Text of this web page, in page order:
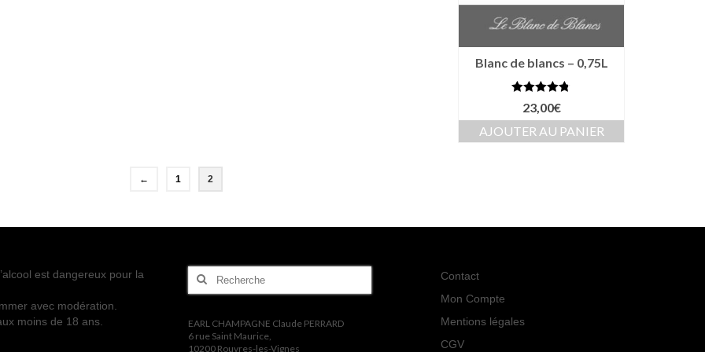
Blanc de blancs – 0,75L
Note4.76
sur 5
23,00€
AJOUTER AU PANIER
← 1 2
est dangereux pour la
avec modération.
moins de 18 ans.
Rechercher
EARL CHAMPAGNE Claude PERRARD
6 rue Saint Maurice,
10200 Rouvres-les-Vignes
Contact
Mon Compte
Mentions légales
CGV